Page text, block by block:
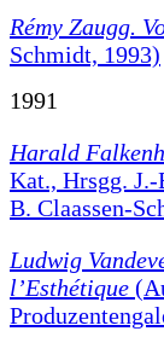
Rémy Zaugg.
Schmidt, 1993)
1991
Harald
Kat., Hrsgg.
B. Claassen-
Ludwig
l’Esthétique